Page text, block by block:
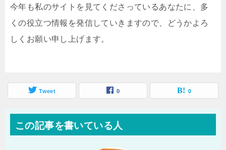
今年も私のサイトを見てくださっているあなたに、多
くの役立つ情報を発信していきますので、どうかよろ
しくお願い申し上げます。
Tweet 0 0
この記事を書いている人